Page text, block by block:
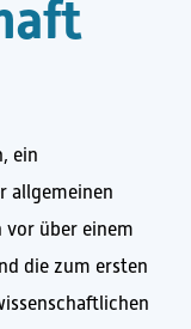
aft
ein
allgemeinen
vor über einem
die zum ersten